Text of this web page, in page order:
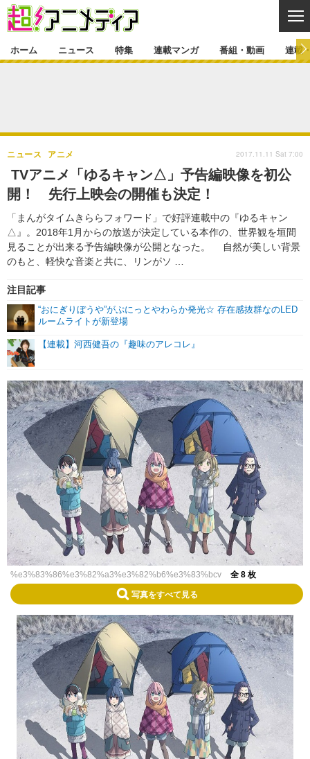
ゲーム・アプリ マンガ
グッズ
声優 コスプレ
舞台 新帝スタ
特集一覧 カバー
ラキりす
連載マンガ
連載マンガ一覧 連載一覧
番組・動画一覧
動画
連載・ブログ
連載・ブログ一覧 コラム
編集部ブログ・お知らせ
ホーム ニュース 特集 連載マンガ 番組・動画 連載
TVアニメ「ゆるキャン△」予告編映像を初公
開！ 先行上映会の開催も決定！
「まんがタイムきららフォワード」で好評連載中の『ゆるキャン
△』。2018年1月からの放送が決定している本作の、世界観を垣間
見ることが出来る予告編映像が公開となった。 自然が美しい背景
のもと、軽快な音楽と共に、リンがソ …
ニュース アニメ
注目記事
“おにぎりぼうや”がぷにっとやわらか発光☆ 存在感抜群なのLED
ルームライトが新登場
【連載】河西健吾の『趣味のアレコレ』
2017.11.11 Sat 7:00
%e3%83%86%e3%82%a3%e3%82%b6%e3%83%bcv 全 8 枚
写真をすべて見る